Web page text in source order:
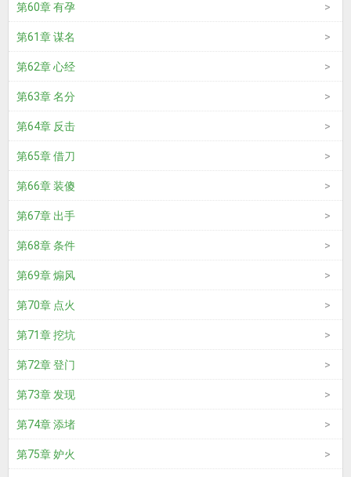
第60章 有孕
第61章 谋名
第62章 心经
第63章 名分
第64章 反击
第65章 借刀
第66章 装傻
第67章 出手
第68章 条件
第69章 煽风
第70章 点火
第71章 挖坑
第72章 登门
第73章 发现
第74章 添堵
第75章 妒火